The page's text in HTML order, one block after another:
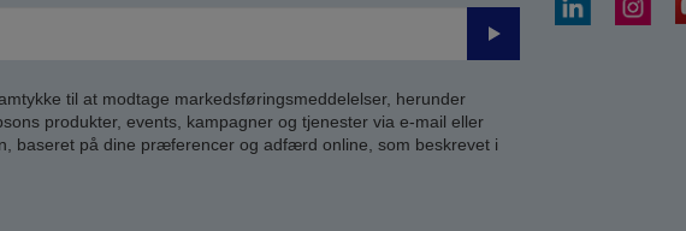
Send
til at modtage markedsføringsmeddelelser, herunder
produkter, events, kampagner og tjenester via e-mail eller
baseret på dine præferencer og adfærd online, som beskrevet i